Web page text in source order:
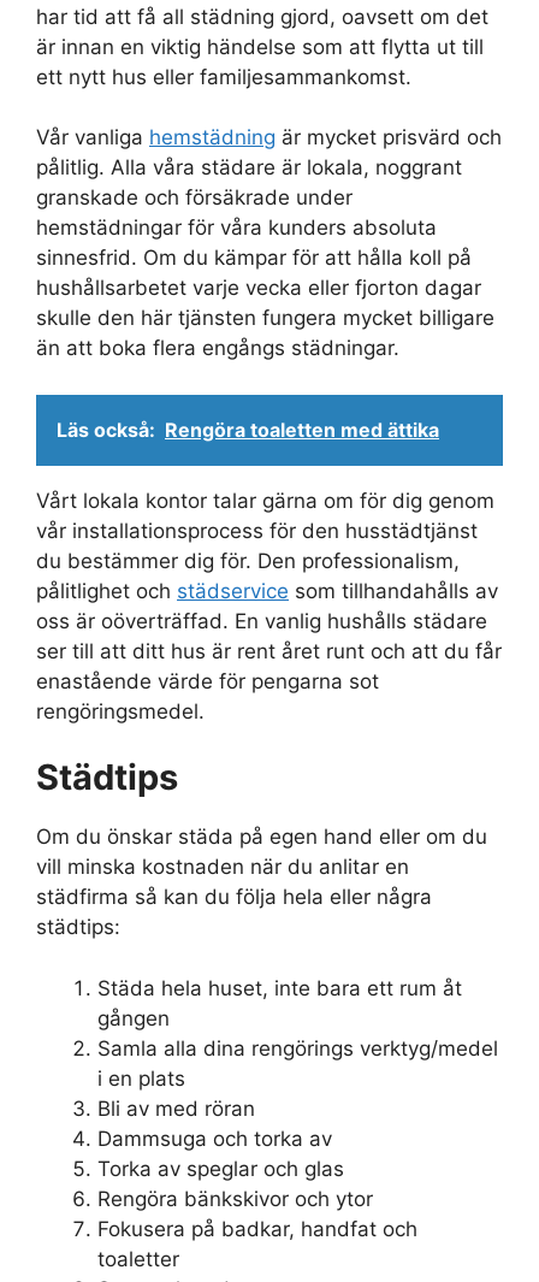
har tid att få all städning gjord, oavsett om det
är innan en viktig händelse som att flytta ut till
ett nytt hus eller familjesammankomst.
Vår vanliga hemstädning är mycket prisvärd och
pålitlig. Alla våra städare är lokala, noggrant
granskade och försäkrade under
hemstädningar för våra kunders absoluta
sinnesfrid. Om du kämpar för att hålla koll på
hushållsarbetet varje vecka eller fjorton dagar
skulle den här tjänsten fungera mycket billigare
än att boka flera engångs städningar.
Läs också: Rengöra toaletten med ättika
Vårt lokala kontor talar gärna om för dig genom
vår installationsprocess för den husstädtjänst
du bestämmer dig för. Den professionalism,
pålitlighet och städservice som tillhandahålls av
oss är oöverträffad. En vanlig hushålls städare
ser till att ditt hus är rent året runt och att du får
enastående värde för pengarna sot
rengöringsmedel.
Städtips
Om du önskar städa på egen hand eller om du
vill minska kostnaden när du anlitar en
städfirma så kan du följa hela eller några
städtips:
Städa hela huset, inte bara ett rum åt
gången
Samla alla dina rengörings verktyg/medel
i en plats
Bli av med röran
Dammsuga och torka av
Torka av speglar och glas
Rengöra bänkskivor och ytor
Fokusera på badkar, handfat och
toaletter